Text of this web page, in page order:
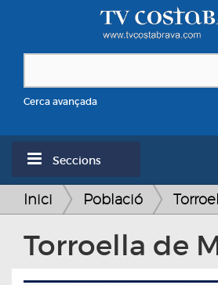
Cerca avançada
Seccions
Inici Població
Torroella de